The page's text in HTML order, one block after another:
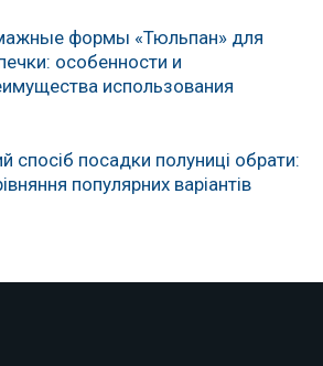
формы «Тюльпан» для
особенности и
использования
спосіб посадки полуниці обрати:
популярних варіантів